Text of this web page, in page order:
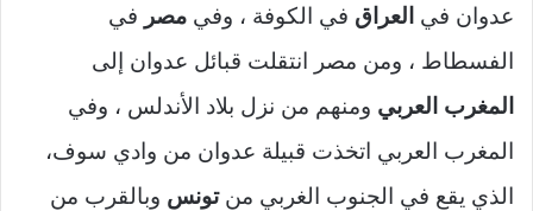
عدوان في العراق في الكوفة ، وفي مصر في
الفسطاط ، ومن مصر انتقلت قبائل عدوان إلى
المغرب العربي ومنهم من نزل بلاد الأندلس ، وفي
المغرب العربي اتخذت قبيلة عدوان من وادي سوف،
الذي يقع في الجنوب الغربي منتونس وبالقرب من